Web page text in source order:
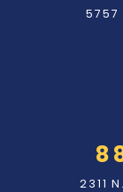
5757
2311